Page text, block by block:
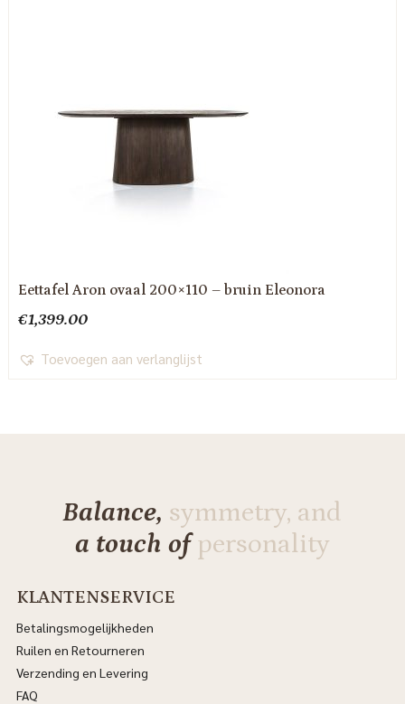
Eettafel Aron ovaal 200×110 – bruin Eleonora
€1,399.00
Toevoegen aan verlanglijst
Balance, symmetry, and
a touch ofpersonality
KLANTENSERVICE
Betalingsmogelijkheden
Ruilen en Retourneren
Verzending en Levering
FAQ